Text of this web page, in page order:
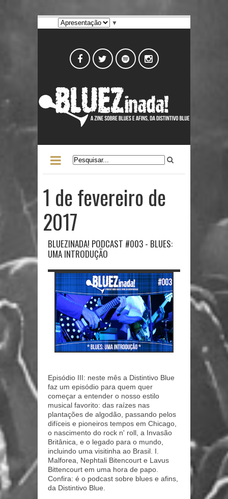
▼
1 de fevereiro de
2017
BLUEZINADA! PODCAST #003 - BLUES:
UMA INTRODUÇÃO
Episódio III: neste mês a Distintivo Blue
faz um episódio para quem quer
começar a entender o nosso estilo
musical favorito: das raízes nas
plantações de algodão, passando pelos
difíceis e pioneiros tempos em Chicago,
o nascimento do rock n' roll, a Invasão
Britânica, e o legado para o mundo,
incluindo uma visitinha ao Brasil. I.
Malforea, Nephtali Bitencourt e Lavus
Bittencourt em uma hora de papo.
Confira: é o podcast sobre blues e afins,
da Distintivo Blue.